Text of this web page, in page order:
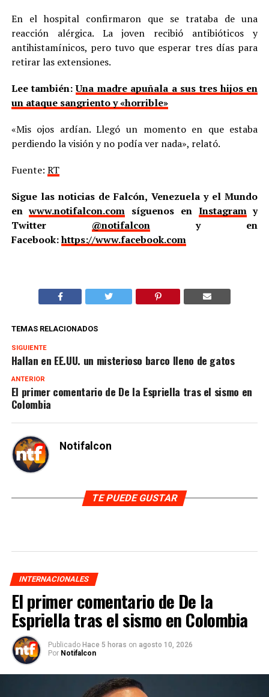
En el hospital confirmaron que se trataba de una
reacción alérgica. La joven recibió antibióticos y
antihistamínicos, pero tuvo que esperar tres días para
retirar las extensiones.
Lee también:Una madre apuñala a sus tres hijos en
un ataque sangriento y «horrible»
«Mis ojos ardían. Llegó un momento en que estaba
perdiendo la visión y no podía ver nada», relató.
Fuente: RT
Sigue las noticias de Falcón, Venezuela y el Mundo
enwww.notifalcon.com síguenos en Instagramy
Twitter @notifalcony en
Facebook:https://www.facebook.com
TEMAS RELACIONADOS
SIGUIENTE
Hallan en EE.UU. un misterioso barco lleno de gatos
ANTERIOR
El primer comentario de De la Espriella tras el sismo en
Colombia
Notifalcon
TE PUEDE GUSTAR
INTERNACIONALES
El primer comentario de De la
Espriella tras el sismo en Colombia
Publicado Hace 5 horas on agosto 10, 2026
Por Notifalcon